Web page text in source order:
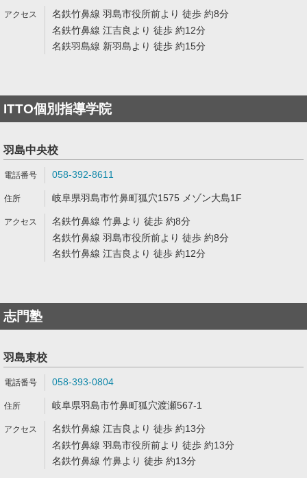
名鉄竹鼻線 羽島市役所前より 徒歩 約8分
名鉄竹鼻線 江吉良より 徒歩 約12分
名鉄羽島線 新羽島より 徒歩 約15分
ITTO個別指導学院
羽島中央校
058-392-8611
岐阜県羽島市竹鼻町狐穴1575 メゾン大島1F
名鉄竹鼻線 竹鼻より 徒歩 約8分
名鉄竹鼻線 羽島市役所前より 徒歩 約8分
名鉄竹鼻線 江吉良より 徒歩 約12分
志門塾
羽島東校
058-393-0804
岐阜県羽島市竹鼻町狐穴渡瀬567-1
名鉄竹鼻線 江吉良より 徒歩 約13分
名鉄竹鼻線 羽島市役所前より 徒歩 約13分
名鉄竹鼻線 竹鼻より 徒歩 約13分